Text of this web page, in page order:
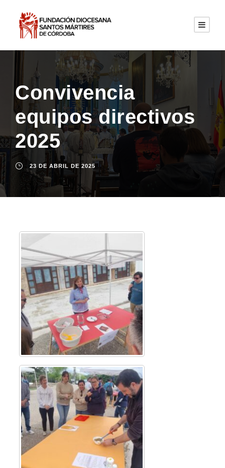
Convivencia
equipos directivos
2025
23 DE ABRIL DE 2025